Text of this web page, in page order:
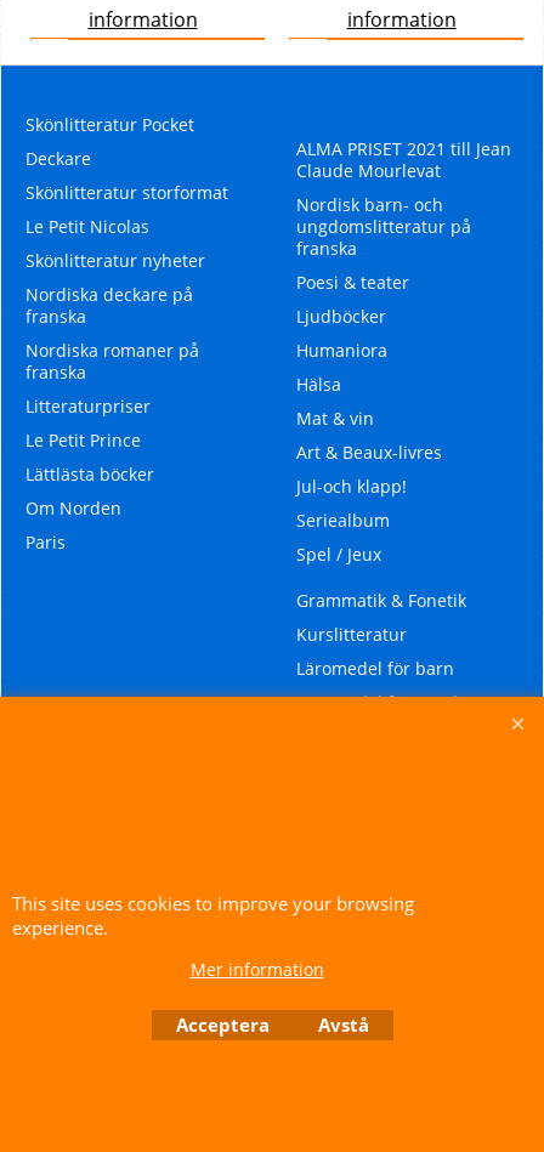
information
Köp nu
information
Köp nu
Skönlitteratur Pocket
Deckare
Skönlitteratur storformat
Le Petit Nicolas
Skönlitteratur nyheter
Nordiska deckare på
franska
Nordiska romaner på
franska
Litteraturpriser
Le Petit Prince
Lättlästa böcker
Om Norden
Paris
ALMA PRISET 2021 till Jean
Claude Mourlevat
Nordisk barn- och
ungdomslitteratur på
franska
Poesi & teater
Ljudböcker
Humaniora
Hälsa
Mat & vin
Art & Beaux-livres
Jul-och klapp!
Seriealbum
Spel / Jeux
Grammatik & Fonetik
Kurslitteratur
Läromedel för barn
Läromedel för ungdomar
This site uses cookies to improve your browsing
experience.
Mer information
Acceptera Avstå